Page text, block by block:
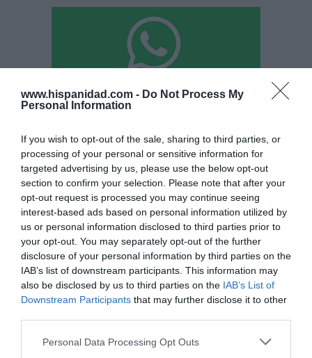
www.hispanidad.com - Do Not Process My
Personal Information
If you wish to opt-out of the sale, sharing to third parties, or
processing of your personal or sensitive information for
targeted advertising by us, please use the below opt-out
section to confirm your selection. Please note that after your
opt-out request is processed you may continue seeing
interest-based ads based on personal information utilized by
us or personal information disclosed to third parties prior to
your opt-out. You may separately opt-out of the further
disclosure of your personal information by third parties on the
IAB’s list of downstream participants. This information may
also be disclosed by us to third parties on the IAB’s List of
Downstream Participants that may further disclose it to other
Personal Data Processing Opt Outs
SOCIEDAD
Chat Control para ti, para mí, para todos,
¡por tu seguridad!
Humberto Pérez-Tomé 08/08/26 06:00
SOCIEDAD
Memes. Mohamed en la boya
Redacción 08/08/26 06:00
ESPAÑA
“Ya que gobernamos mal, gobernemos
barato”
Eulogio López 08/08/26 06:00